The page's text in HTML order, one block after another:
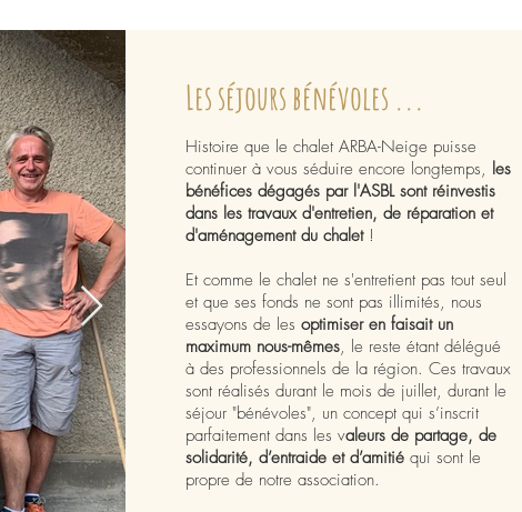
Les séjours bénévoles ...
Histoire que le chalet ARBA-Neige puisse
continuer à vous séduire encore longtemps, les
bénéfices dégagés par l'ASBL sont réinvestis
dans les travaux d'entretien, de réparation et
d'aménagement du chalet !
Et comme le chalet ne s'entretient pas tout seul
et que ses fonds ne sont pas illimités, nous
essayons de lesoptimiser en faisait un
maximum nous-mêmes, le reste étant délégué
à des professionnels de la région. Ces travaux
sont réalisés durant le mois de juillet, durant le
séjour "bénévoles", un concept qui s’inscrit
parfaitement dans les valeurs de partage, de
solidarité, d’entraide et d’amitiéqui sont le
propre de notre association.